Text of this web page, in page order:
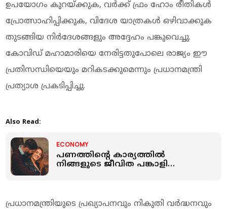
ഉപയോഗം കുറയ്ക്കുക, വർക്ക് ഫ്രം ഹോം രീതികൾ
പ്രോത്സാഹിപ്പിക്കുക, വിദേശ യാത്രകൾ ഒഴിവാക്കുക
തുടങ്ങിയ നിർദേശങ്ങളും അദ്ദേഹം പങ്കുവെച്ചു.
കോവിഡ് മഹാമാരിയെ നേരിട്ടതുപോലെ രാജ്യം ഈ
പ്രതിസന്ധിയെയും മറികടക്കുമെന്നും പ്രധാനമന്ത്രി
പ്രത്യാശ പ്രകടിപ്പിച്ചു.
Also Read:
ECONOMY
പണത്തിന്റെ കാര്യത്തിൽ
നിങ്ങളുടെ ജീവിത പങ്കാളി
പ്രധാനമന്ത്രിയുടെ പ്രഖ്യാപനവും നികുതി വർദ്ധനവും